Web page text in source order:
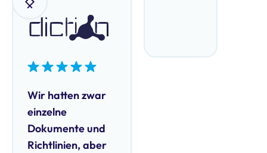
Wir hatten zwar
einzelne
Dokumente und
Richtlinien, aber